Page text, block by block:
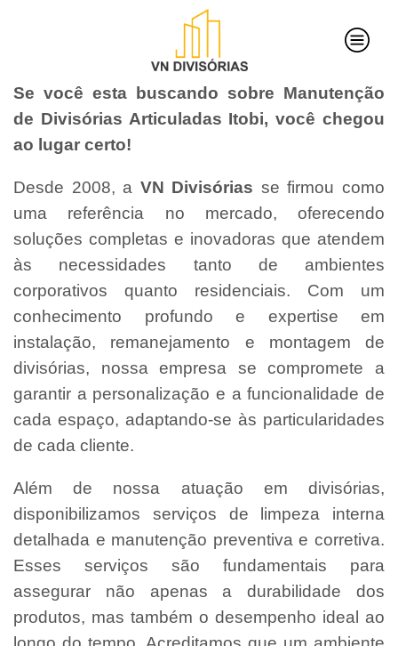
Se você esta buscando sobre Manutenção
de Divisórias Articuladas Itobi, você chegou
ao lugar certo!
Desde 2008, a VN Divisórias se firmou como
uma referência no mercado, oferecendo
soluções completas e inovadoras que atendem
às necessidades tanto de ambientes
corporativos quanto residenciais. Com um
conhecimento profundo e expertise em
instalação, remanejamento e montagem de
divisórias, nossa empresa se compromete a
garantir a personalização e a funcionalidade de
cada espaço, adaptando-se às particularidades
de cada cliente.
Além de nossa atuação em divisórias,
disponibilizamos serviços de limpeza interna
detalhada e manutenção preventiva e corretiva.
Esses serviços são fundamentais para
assegurar não apenas a durabilidade dos
produtos, mas também o desempenho ideal ao